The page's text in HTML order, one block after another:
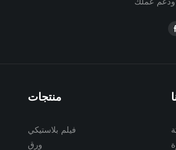
منتجات
فيلم بلاستيكي
ورق